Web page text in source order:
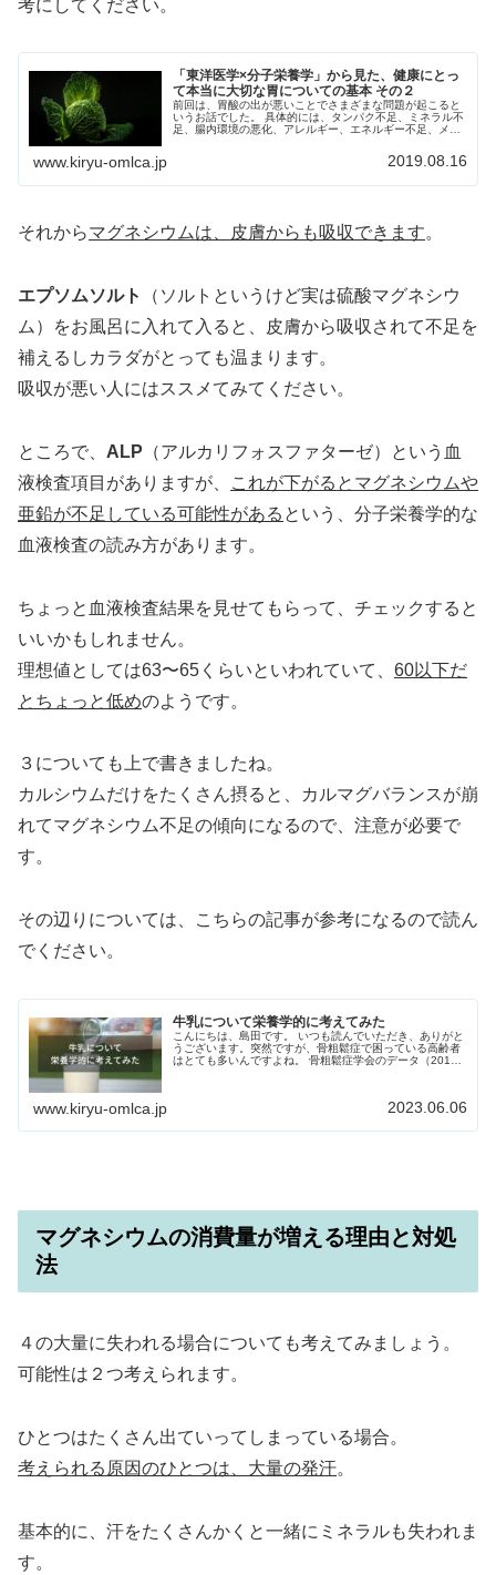
考にしてください。
「東洋医学×分子栄養学」から見た、健康にとっ
て本当に大切な胃についての基本 その２
前回は、胃酸の出が悪いことでさまざまな問題が起こると
いうお話でした。 具体的には、タンパク不足、ミネラル不
足、腸内環境の悪化、アレルギー、エネルギー不足、メン
www.kiryu-omlca.jp 2019.08.16
それからマグネシウムは、皮膚からも吸収できます。
エプソムソルト
（ソルトというけど実は硫酸マグネシウ
ム）をお風呂に入れて入ると、皮膚から吸収されて不足を
補えるしカラダがとっても温まります。
吸収が悪い人にはススメてみてください。
ところで、 ALP （アルカリフォスファターゼ）という血
液検査項目がありますが、
これが下がるとマグネシウムや
亜鉛が不足している可能性がある という、分子栄養学的な
血液検査の読み方があります。
ちょっと血液検査結果を見せてもらって、チェックすると
いいかもしれません。
理想値としては63〜65くらいといわれていて、 60以下だ
とちょっと低めのようです。
３についても上で書きましたね。
カルシウムだけをたくさん摂ると、カルマグバランスが崩
れてマグネシウム不足の傾向になるので、注意が必要で
す。
その辺りについては、こちらの記事が参考になるので読ん
でください。
牛乳について栄養学的に考えてみた
こんにちは、島田です。 いつも読んでいただき、ありがと
うございます。突然ですが、骨粗鬆症で困っている高齢者
はとても多いんですよね。 骨粗鬆症学会のデータ（2015
www.kiryu-omlca.jp 2023.06.06
マグネシウムの消費量が増える理由と対処
法
４の大量に失われる場合についても考えてみましょう。
可能性は２つ考えられます。
ひとつはたくさん出ていってしまっている場合。
考えられる原因のひとつは、大量の発汗。
基本的に、汗をたくさんかくと一緒にミネラルも失われま
す。